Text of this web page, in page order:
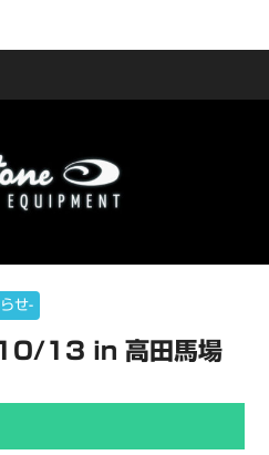
Ovaltone
-
handmade
effect
せ-
10/13 in 高田馬場